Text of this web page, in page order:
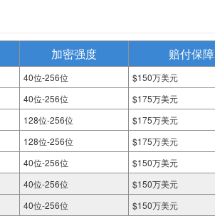
加密强度 赔付保障
40位-256位 $150万美元
40位-256位 $175万美元
128位-256位 $175万美元
128位-256位 $175万美元
40位-256位 $150万美元
40位-256位 $150万美元
40位-256位 $150万美元